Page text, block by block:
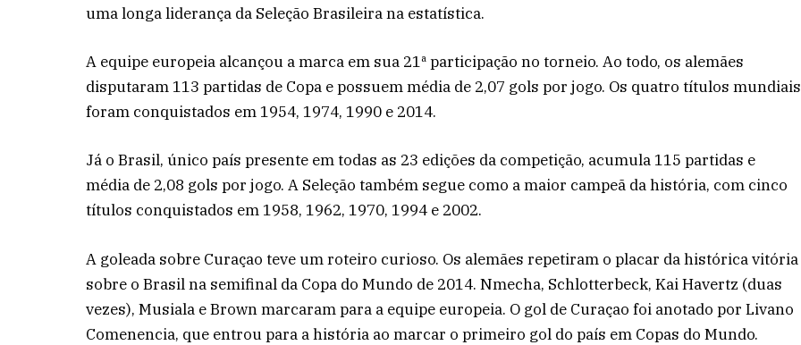
uma longa liderança da Seleção Brasileira na estatística.
A equipe europeia alcançou a marca em sua 21ª participação no torneio. Ao todo, os alemães
disputaram 113 partidas de Copa e possuem média de 2,07 gols por jogo. Os quatro títulos mundiais
foram conquistados em 1954, 1974, 1990 e 2014.
Já o Brasil, único país presente em todas as 23 edições da competição, acumula 115 partidas e
média de 2,08 gols por jogo. A Seleção também segue como a maior campeã da história, com cinco
títulos conquistados em 1958, 1962, 1970, 1994 e 2002.
A goleada sobre Curaçao teve um roteiro curioso. Os alemães repetiram o placar da histórica vitória
sobre o Brasil na semifinal da Copa do Mundo de 2014. Nmecha, Schlotterbeck, Kai Havertz (duas
vezes), Musiala e Brown marcaram para a equipe europeia. O gol de Curaçao foi anotado por Livano
Comenencia, que entrou para a história ao marcar o primeiro gol do país em Copas do Mundo.